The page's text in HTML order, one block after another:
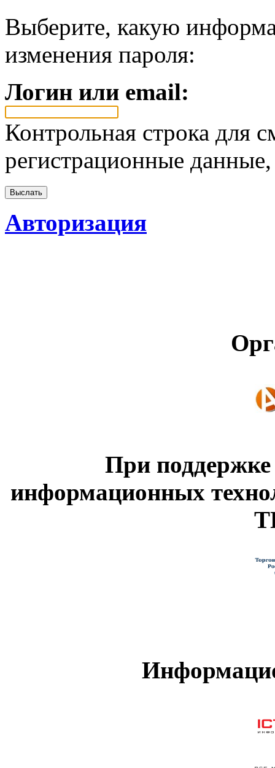
Выберите, какую
изменения пароля:
Логин или email:
Контрольная строка для
регистрационные
Авторизация
При
информационных